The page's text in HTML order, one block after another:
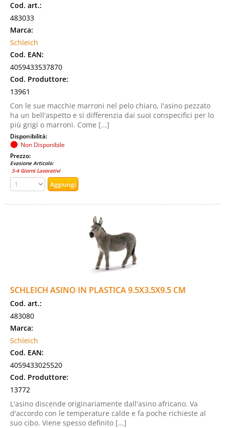
Cod. art.:
483033
Marca:
Schleich
Cod. EAN:
4059433537870
Cod. Produttore:
13961
Con le sue macchie marroni nel pelo chiaro, l'asino pezzato
ha un bell'aspetto e si differenzia dai suoi conspecifici per lo
più grigi o marroni. Come [...]
Disponibilità:
Non Disponibile
Prezzo:
Evasione Articolo:
3-4 Giorni Lavorativi
SCHLEICH ASINO IN PLASTICA 9.5X3.5X9.5 CM
Cod. art.:
483080
Marca:
Schleich
Cod. EAN:
4059433025520
Cod. Produttore:
13772
L'asino discende originariamente dall'asino africano. Va
d'accordo con le temperature calde e fa poche richieste al
suo cibo. Viene spesso definito [...]